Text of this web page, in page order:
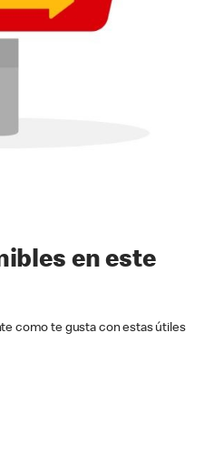
en este
como te gusta con estas útiles